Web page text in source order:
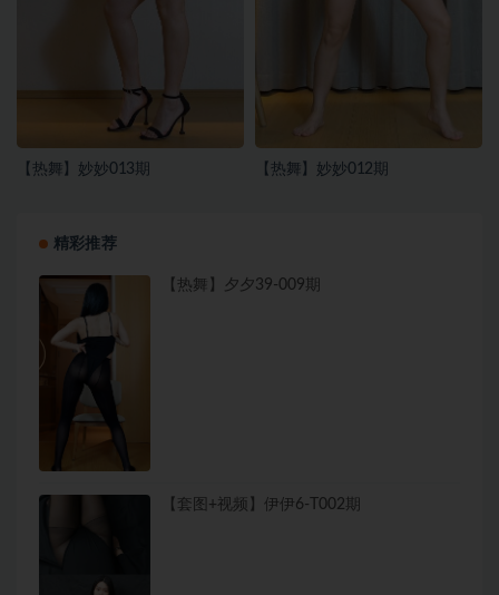
【热舞】妙妙013期 【热舞】妙妙012期
精彩推荐
【热舞】夕夕39-009期
【套图+视频】伊伊6-T002期